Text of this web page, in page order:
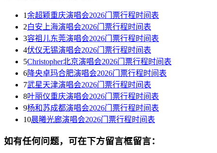
1余超颖重庆演唱会2026门票行程时间表
2白安上海演唱会2026门票行程时间表
3容祖儿东莞演唱会2026门票行程时间表
4伏仪无锡演唱会2026门票行程时间表
5Christopher北京演唱会2026门票行程时间表
6降央卓玛合肥演唱会2026门票行程时间表
7武星天津演唱会2026门票行程时间表
8叶丽仪重庆演唱会2026门票行程时间表
9杨和苏成都演唱会2026门票行程时间表
10晨曦光廊演唱会2026门票行程时间表
如有任何问题，可在下方留言框留言：